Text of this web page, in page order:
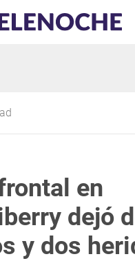
en
dejó
y dos